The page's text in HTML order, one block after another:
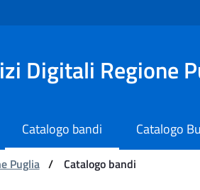
Digitali Regione
Catalogo bandi Catalogo
Puglia / Catalogo bandi